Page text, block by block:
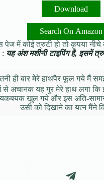
Download
Search On Amazon
पेज में कोई त्रुटी हो तो कृपया
: यह अंश मशीनी टाइपिंग है, इसमें
ही बार मेरे हाथपैर फूल गये मैं
से अचानक यह गुर मेरे हाथ लगा
खुल गये और इस अति-
उसी को दिखाने का यत्न मैंने